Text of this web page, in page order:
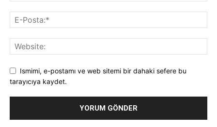
Ismimi, e-postamı ve web sitemi bir dahaki sefere bu
tarayıcıya kaydet.